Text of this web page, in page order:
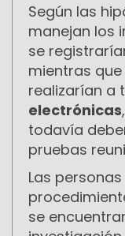
Según las
manejan los
se
mientras
realizarían a
electrónicas
todavía
pruebas
Las
se